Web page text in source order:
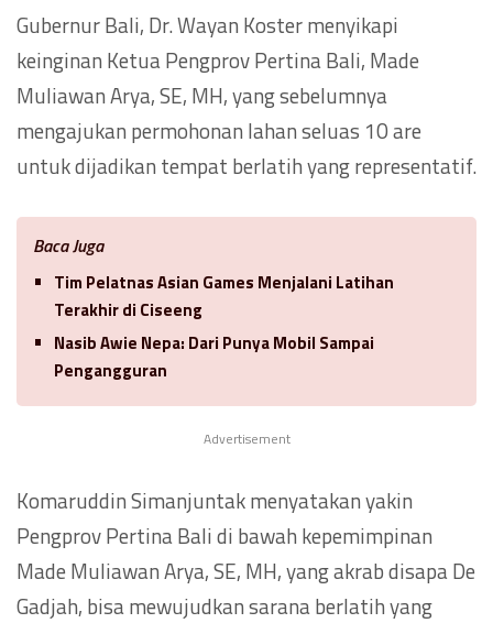
Gubernur Bali, Dr. Wayan Koster menyikapi
keinginan Ketua Pengprov Pertina Bali, Made
Muliawan Arya, SE, MH, yang sebelumnya
mengajukan permohonan lahan seluas 10 are
untuk dijadikan tempat berlatih yang representatif.
Baca Juga
Tim Pelatnas Asian Games Menjalani Latihan
Terakhir di Ciseeng
Nasib Awie Nepa: Dari Punya Mobil Sampai
Pengangguran
Advertisement
Komaruddin Simanjuntak menyatakan yakin
Pengprov Pertina Bali di bawah kepemimpinan
Made Muliawan Arya, SE, MH, yang akrab disapa De
Gadjah, bisa mewujudkan sarana berlatih yang